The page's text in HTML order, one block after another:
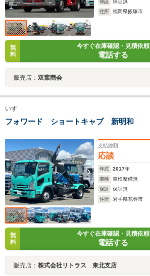
保証 保証無
住所
福岡県飯塚市
無
料
今すぐ在庫確認・見積依頼
電話する
販売店： 双葉商会
いすゞ
フォワード ショートキャブ 新明和
支払総額
応談
年式 2017年
車検
車検整備無
保証
保証無
住所
岩手県花巻市
無
料
今すぐ在庫確認・見積依頼
電話する
販売店： 株式会社リトラス 東北支店